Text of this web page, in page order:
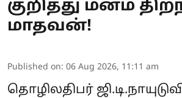
குறித்து மனம்
மாதவன்!
Published on: 06 Aug 2026, 11:11 am
தொழிலதிபர்